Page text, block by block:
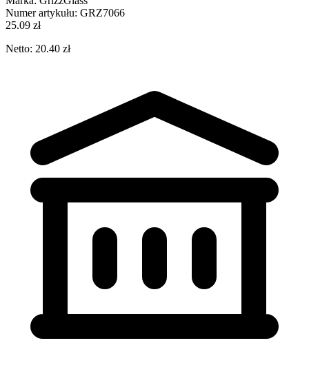
Numer artykułu: GRZ7066
25.09 zł
Netto: 20.40 zł